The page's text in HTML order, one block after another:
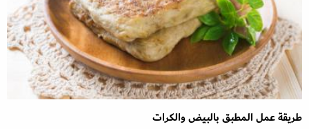
طريقة عمل المطبق بالبيض والكرات